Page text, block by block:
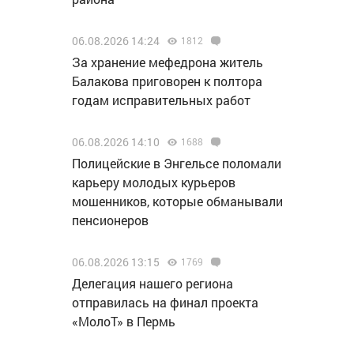
06.08.2026 14:24 1812
За хранение мефедрона житель
Балакова приговорен к полтора
годам исправительных работ
06.08.2026 14:10 1688
Полицейские в Энгельсе поломали
карьеру молодых курьеров
мошенников, которые обманывали
пенсионеров
06.08.2026 13:15 1769
Делегация нашего региона
отправилась на финал проекта
«МолоТ» в Пермь